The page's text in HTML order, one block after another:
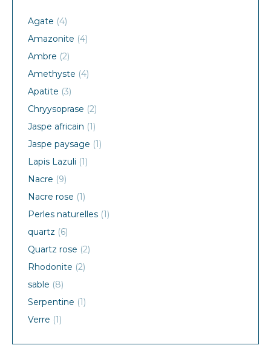
Agate (4)
Amazonite (4)
Ambre (2)
Amethyste (4)
Apatite (3)
Chryysoprase (2)
Jaspe africain (1)
Jaspe paysage (1)
Lapis Lazuli (1)
Nacre (9)
Nacre rose (1)
Perles naturelles (1)
quartz (6)
Quartz rose (2)
Rhodonite (2)
sable (8)
Serpentine (1)
Verre (1)